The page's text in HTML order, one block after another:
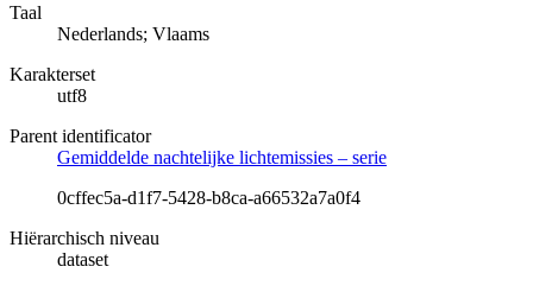
Taal
Nederlands; Vlaams
Karakterset
utf8
Parent identificator
Gemiddelde nachtelijke lichtemissies – serie
0cffec5a-d1f7-5428-b8ca-a66532a7a0f4
Hiërarchisch niveau
dataset